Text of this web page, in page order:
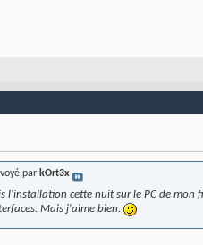
par kOrt3x
l'installation cette nuit sur le PC de mon
Mais j'aime bien.